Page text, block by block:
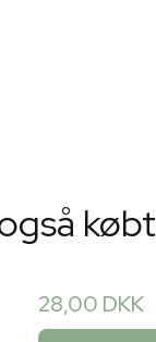
købt
28,00 DKK